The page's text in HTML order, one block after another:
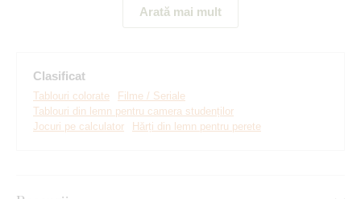
Regatele de Est, spații definitorii pentru legendele, rasele și
Stormwind, Orgrimmar, Ironforge sau Dalaran, considerate
orașe-cheie și simboluri ale universului jocului.
Arată mai mult
Clasificat
Tablouri colorate
Filme / Seriale
Tablouri din lemn pentru camera studenților
Jocuri pe calculator
Hărți din lemn pentru perete